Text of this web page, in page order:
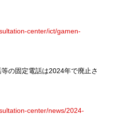
center/ict/gamen-
の固定電話は2024年で廃止さ
center/news/2024-